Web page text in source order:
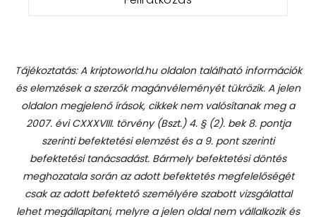
Tájékoztatás: A kriptoworld.hu oldalon található információk
és elemzések a szerzők magánvéleményét tükrözik. A jelen
oldalon megjelenő írások, cikkek nem valósítanak meg a
2007. évi CXXXVIII. törvény (Bszt.) 4. § (2). bek 8. pontja
szerinti befektetési elemzést és a 9. pont szerinti
befektetési tanácsadást. Bármely befektetési döntés
meghozatala során az adott befektetés megfelelőségét
csak az adott befektető személyére szabott vizsgálattal
lehet megállapítani, melyre a jelen oldal nem vállalkozik és